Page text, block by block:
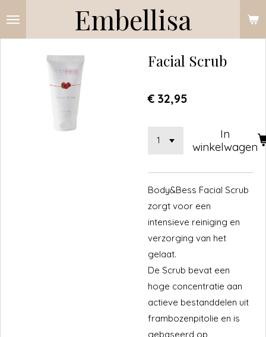
Ga
hoofdinhoud
Embellisa
Facial Scrub
€ 32,95
In
winkelwagen
Body&Bess Facial Scrub
zorgt voor een
intensieve reiniging en
verzorging van het
gelaat.
De Scrub bevat een
hoge concentratie aan
actieve bestanddelen uit
frambozenpitolie en is
gebaseerd op